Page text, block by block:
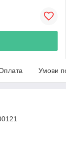
Умови